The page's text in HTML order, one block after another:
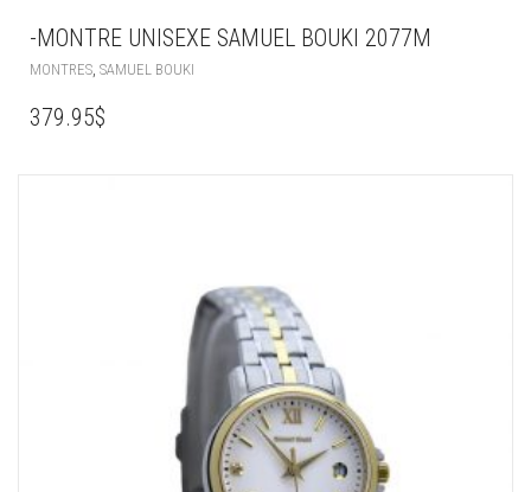
-MONTRE UNISEXE SAMUEL BOUKI 2077M
MONTRES SAMUEL BOUKI
379.95$